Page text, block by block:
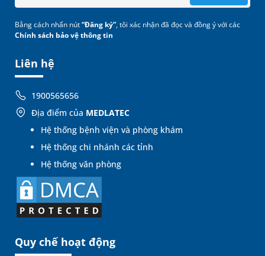
Liên hệ
1900565656
Địa điểm của MEDLATEC
Hệ thống bệnh viện và phòng khám
Hệ thống chi nhánh các tỉnh
Hệ thống văn phòng
Quy chế hoạt động
Bằng cách nhấn nút“Đăng ký”, tôi xác nhận đã đọc và đồng ý với các
Chính sách bảo vệ thông tin